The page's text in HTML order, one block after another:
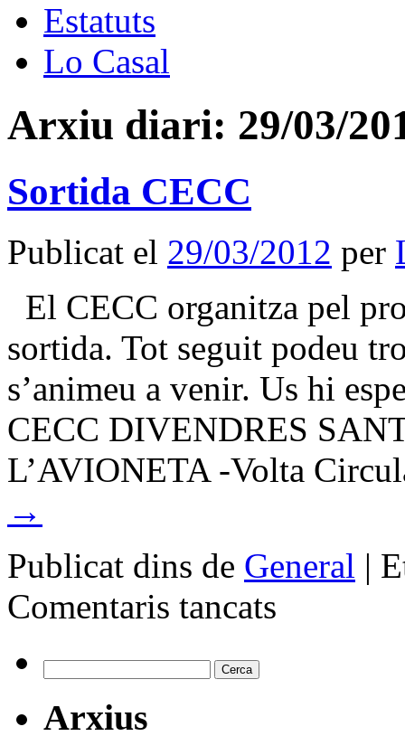
Estatuts
Lo Casal
Arxiu diari: 29/03/
Sortida CECC
Publicat el 29/03/2012 per
El CECC organitza pel
sortida. Tot seguit podeu
s’animeu a venir. Us hi
CECC DIVENDRES
L’AVIONETA -Volta
→
Publicat dins de General |
Comentaris tancats
Arxius